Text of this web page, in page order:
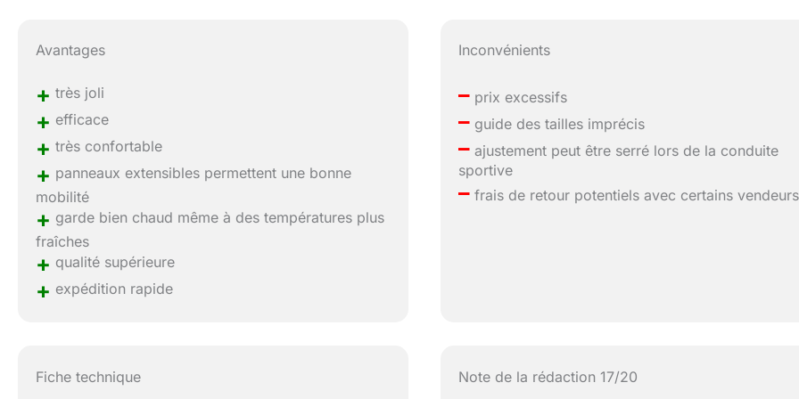
Avantages
+ très joli
+ efficace
+ très confortable
+ panneaux extensibles permettent une bonne
mobilité
+ garde bien chaud même à des températures plus
fraîches
+ qualité supérieure
+ expédition rapide
Inconvénients
– prix excessifs
– guide des tailles imprécis
– ajustement peut être serré lors de la conduite
sportive
– frais de retour potentiels avec certains vendeurs
Fiche technique Note de la rédaction 17/20